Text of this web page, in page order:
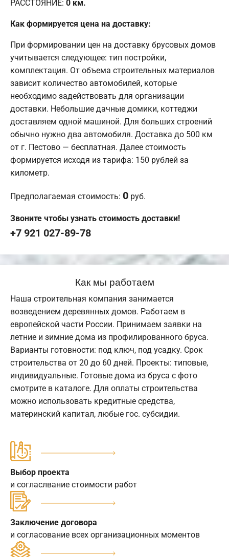
РАССТОЯНИЕ: 0 км.
Как формируется цена на доставку:
При формировании цен на доставку брусовых домов
учитывается следующее: тип постройки,
комплектация. От объема строительных материалов
зависит количество автомобилей, которые
необходимо задействовать для организации
доставки. Небольшие дачные домики, коттеджи
доставляем одной машиной. Для больших строений
обычно нужно два автомобиля. Доставка до 500 км
от г. Пестово — бесплатная. Далее стоимость
формируется исходя из тарифа: 150 рублей за
километр.
Предполагаемая стоимость: 0 руб.
Звоните чтобы узнать стоимость доставки!
+7 921 027-89-78
Как мы работаем
Наша строительная компания занимается
возведением деревянных домов. Работаем в
европейской части России. Принимаем заявки на
летние и зимние дома из профилированного бруса.
Варианты готовности: под ключ, под усадку. Срок
строительства от 20 до 60 дней. Проекты: типовые,
индивидуальные. Готовые дома из бруса с фото
смотрите в каталоге. Для оплаты строительства
можно использовать кредитные средства,
материнский капитал, любые гос. субсидии.
Выбор проекта
и согласлвание стоимости работ
Заключение договора
и согласование всех организационных моментов